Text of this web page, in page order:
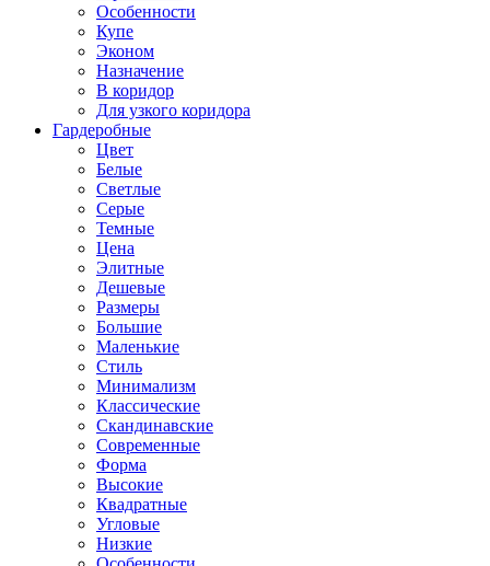
Особенности
Купе
Эконом
Назначение
В коридор
Для узкого коридора
Гардеробные
Цвет
Белые
Светлые
Серые
Темные
Цена
Элитные
Дешевые
Размеры
Большие
Маленькие
Стиль
Минимализм
Классические
Скандинавские
Современные
Форма
Высокие
Квадратные
Угловые
Низкие